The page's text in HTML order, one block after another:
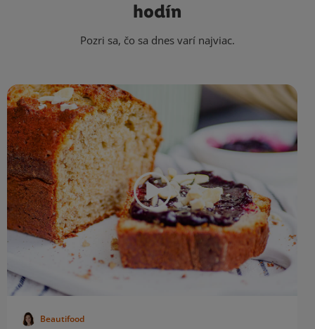
hodín
Pozri sa, čo sa dnes varí najviac.
Beautifood